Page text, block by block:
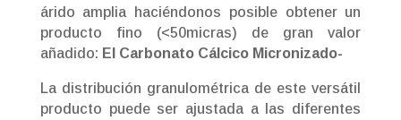
árido amplia haciéndonos posible obtener un
producto fino (<50micras) de gran valor
añadido: El Carbonato Cálcico Micronizado-
La distribución granulométrica de este versátil
producto puede ser ajustada a las diferentes